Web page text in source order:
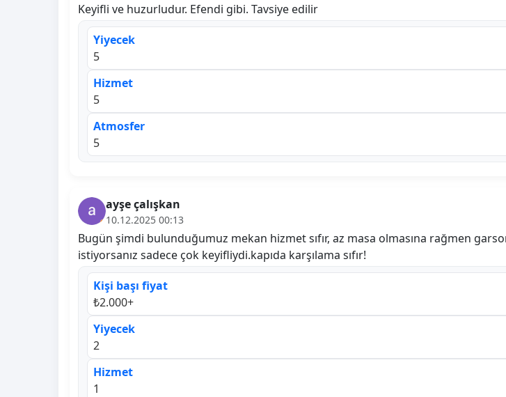
Keyifli ve huzurludur. Efendi gibi. Tavsiye edilir
Yiyecek
5
Hizmet
5
Atmosfer
5
ayşe çalışkan
10.12.2025 00:13
Bugün şimdi bulunduğumuz mekan hizmet sıfır, az masa olmasına rağmen
istiyorsanız sadece çok keyifliydi.kapıda karşılama sıfır!
Kişi başı fiyat
₺2.000+
Yiyecek
2
Hizmet
1